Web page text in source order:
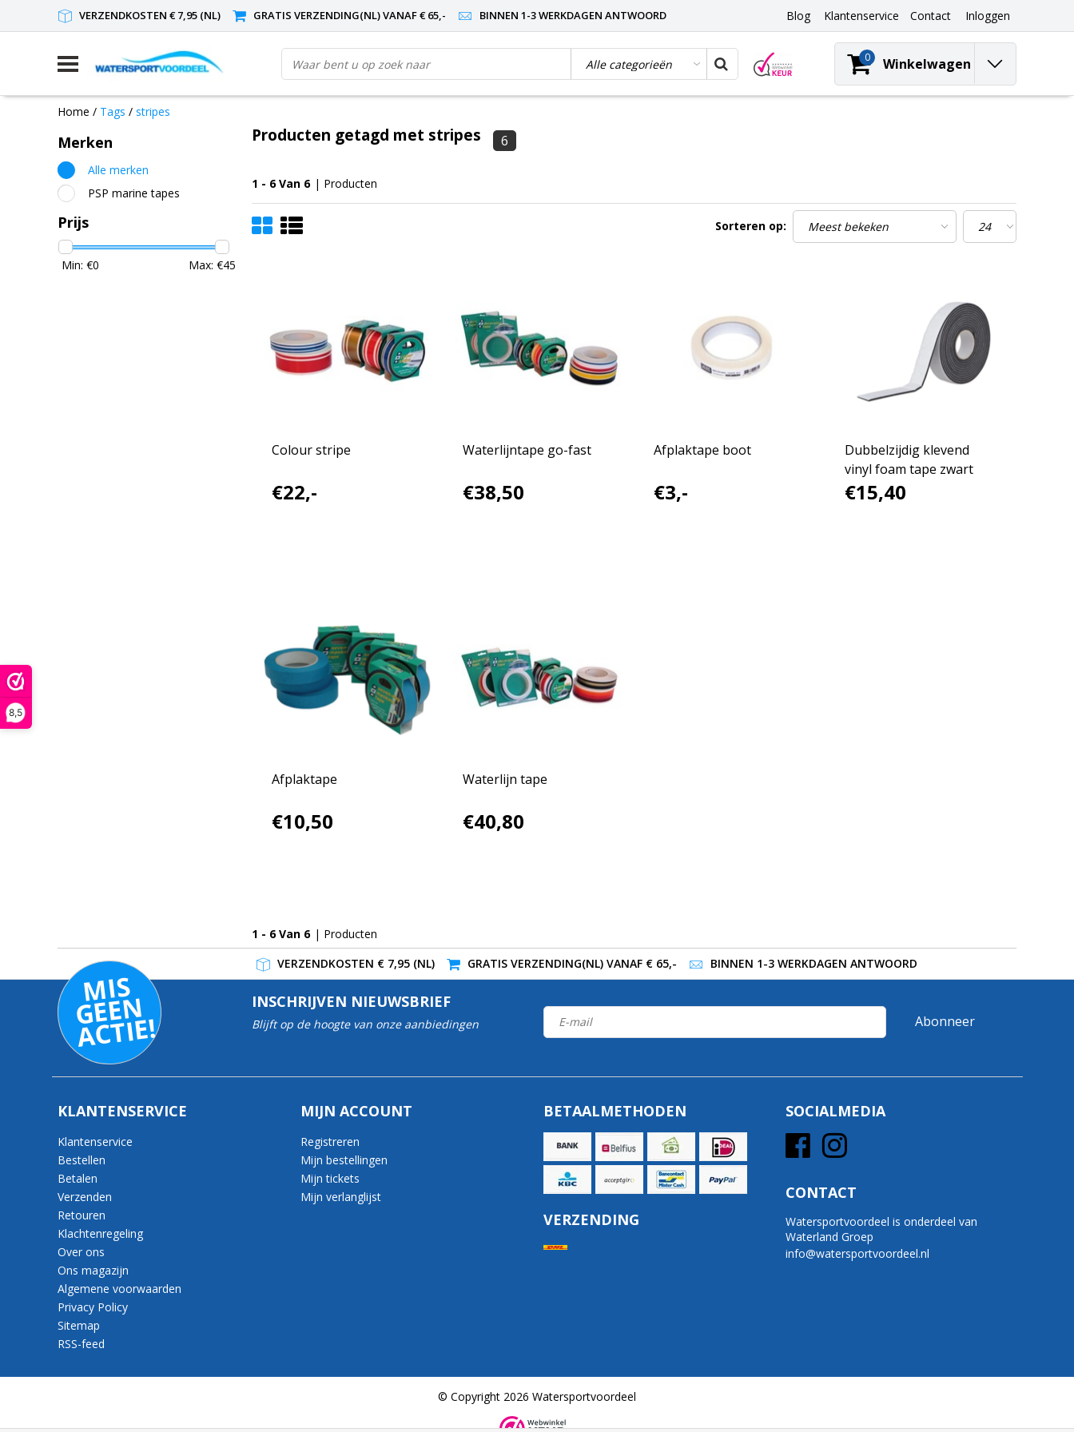
8,5
VERZENDKOSTEN € 7,95 (NL) GRATIS VERZENDING(NL) VANAF € 65,- BINNEN 1-3 WERKDAGEN ANTWOORD Blog Klantenservice Contact Inloggen
0 Winkelwagen
Home / Tags / stripes
Merken
Alle merken
PSP marine tapes
Prijs
Min: €0 Max: €45
Producten getagd met stripes 6
1 - 6 Van 6 | Producten
Sorteren op:
Colour stripe
€22,-
Waterlijntape go-fast
€38,50
Afplaktape boot
€3,-
Dubbelzijdig klevend
vinyl foam tape zwart
€15,40
Afplaktape
€10,50
Waterlijn tape
€40,80
1 - 6 Van 6 | Producten
VERZENDKOSTEN € 7,95 (NL)
GRATIS VERZENDING(NL) VANAF € 65,- BINNEN 1-3 WERKDAGEN ANTWOORD
MI
S
G
E
E
N
A
C
TI
E!
INSCHRIJVEN NIEUWSBRIEF
Blijft op de hoogte van onze aanbiedingen Abonneer
KLANTENSERVICE
Klantenservice
Bestellen
Betalen
Verzenden
Retouren
Klachtenregeling
Over ons
Ons magazijn
Algemene voorwaarden
Privacy Policy
Sitemap
RSS-feed
MIJN ACCOUNT
Registreren
Mijn bestellingen
Mijn tickets
Mijn verlanglijst
BETAALMETHODEN
VERZENDING
SOCIALMEDIA
CONTACT
Watersportvoordeel is onderdeel van
Waterland Groep
info@watersportvoordeel.nl
© Copyright 2026 Watersportvoordeel